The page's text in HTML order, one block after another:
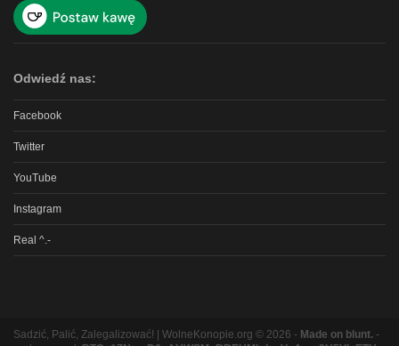
Odwiedź nas:
Facebook
Twitter
YouTube
Instagram
Real ^.-
Sadzić, Palić, Zalegalizować! | WolneKonopie.org © 2026 - Made on blunt. -